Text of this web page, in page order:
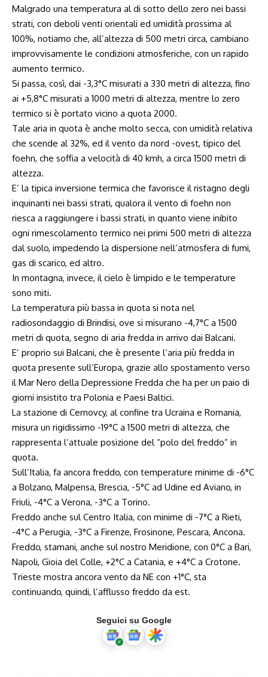
Malgrado una temperatura al di sotto dello zero nei bassi
strati, con deboli venti orientali ed umidità prossima al
100%, notiamo che, all’altezza di 500 metri circa, cambiano
improvvisamente le condizioni atmosferiche, con un rapido
aumento termico.
Si passa, così, dai -3,3°C misurati a 330 metri di altezza, fino
ai +5,8°C misurati a 1000 metri di altezza, mentre lo zero
termico si è portato vicino a quota 2000.
Tale aria in quota è anche molto secca, con umidità relativa
che scende al 32%, ed il vento da nord -ovest, tipico del
foehn, che soffia a velocità di 40 kmh, a circa 1500 metri di
altezza.
E’ la tipica inversione termica che favorisce il ristagno degli
inquinanti nei bassi strati, qualora il vento di foehn non
riesca a raggiungere i bassi strati, in quanto viene inibito
ogni rimescolamento termico nei primi 500 metri di altezza
dal suolo, impedendo la dispersione nell’atmosfera di fumi,
gas di scarico, ed altro.
In montagna, invece, il cielo è limpido e le temperature
sono miti.
La temperatura più bassa in quota si nota nel
radiosondaggio di Brindisi, ove si misurano -4,7°C a 1500
metri di quota, segno di aria fredda in arrivo dai Balcani.
E’ proprio sui Balcani, che è presente l’aria più fredda in
quota presente sull’Europa, grazie allo spostamento verso
il Mar Nero della Depressione Fredda che ha per un paio di
giorni insistito tra Polonia e Paesi Baltici.
La stazione di Cernovcy, al confine tra Ucraina e Romania,
misura un rigidissimo -19°C a 1500 metri di altezza, che
rappresenta l’attuale posizione del “polo del freddo” in
quota.
Sull’Italia, fa ancora freddo, con temperature minime di -6°C
a Bolzano, Malpensa, Brescia, -5°C ad Udine ed Aviano, in
Friuli, -4°C a Verona, -3°C a Torino.
Freddo anche sul Centro Italia, con minime di -7°C a Rieti,
-4°C a Perugia, -3°C a Firenze, Frosinone, Pescara, Ancona.
Freddo, stamani, anche sul nostro Meridione, con 0°C a Bari,
Napoli, Gioia del Colle, +2°C a Catania, e +4°C a Crotone.
Trieste mostra ancora vento da NE con +1°C, sta
continuando, quindi, l’afflusso freddo da est.
Seguici su Google